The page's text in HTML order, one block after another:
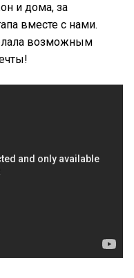
и дома, за
вместе с нами.
возможным